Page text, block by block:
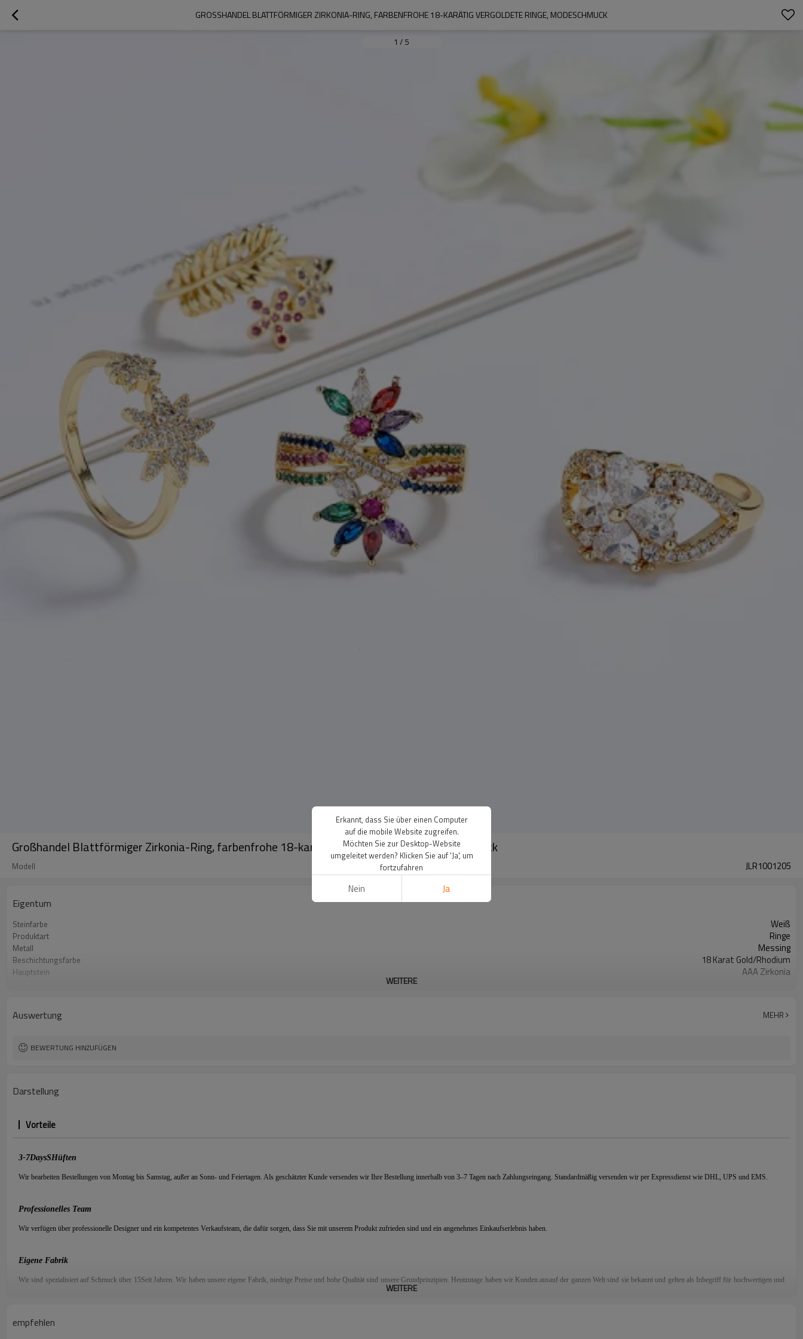
GROSSHANDEL BLATTFÖRMIGER ZIRKONIA-RING, FARBENFROHE 18-KARÄTIG VERGOLDETE RINGE, MODESCHMUCK
1 / 5
Großhandel Blattförmiger Zirkonia-Ring, farbenfrohe 18-karätig vergoldete Ringe, Modeschmuck
Modell JLR1001205
Eigentum
Steinfarbe Weiß
Produktart Ringe
Metall Messing
Beschichtungsfarbe 18 Karat Gold/Rhodium
Hauptstein AAA Zirkonia
WEITERE
Auswertung MEHR
BEWERTUNG HINZUFÜGEN
Darstellung
Vorteile
3-7DaysSHüften
Wir bearbeiten Bestellungen von Montag bis Samstag, außer an Sonn- und Feiertagen. Als geschätzter Kunde versenden wir Ihre Bestellung innerhalb von 3–7 Tagen nach Zahlungseingang. Standardmäßig versenden wir per Expressdienst wie DHL, UPS und EMS.
Professionelles Team
Wir verfügen über professionelle Designer und ein kompetentes Verkaufsteam, die dafür sorgen, dass Sie mit unserem Produkt zufrieden sind und ein angenehmes Einkaufserlebnis haben.
Eigene Fabrik
Wir sind spezialisiert auf Schmuck über 15Seit Jahren. Wir haben unsere eigene Fabrik, niedrige Preise und hohe Qualität sind unsere Grundprinzipien. Heutzutage haben wir Kunden.ausauf der ganzen Welt sind sie bekannt und gelten als Inbegriff für hochwertigen und
Qualitätssicherung
WEITERE
empfehlen
Erkannt, dass Sie über einen Computer
auf die mobile Website zugreifen.
Möchten Sie zur Desktop-Website
umgeleitet werden? Klicken Sie auf 'Ja', um
fortzufahren
Nein Ja